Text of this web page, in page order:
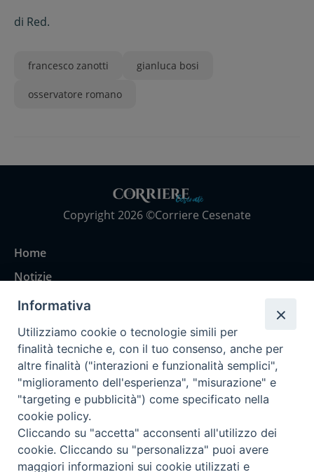
di Red.
francesco zanotti gianluca bosi
osservatore romano
Copyright 2026 ©Corriere Cesenate
Home
Notizie
Rubriche
Chi siamo
Come abbonarsi
Contatti
Informativa
Utilizziamo cookie o tecnologie simili per
finalità tecniche e, con il tuo consenso, anche per
altre finalità ("interazioni e funzionalità semplici",
"miglioramento dell'esperienza", "misurazione" e
"targeting e pubblicità") come specificato nella
cookie policy.
Cliccando su "accetta" acconsenti all'utilizzo dei
cookie. Cliccando su "personalizza" puoi avere
maggiori informazioni sui cookie utilizzati e